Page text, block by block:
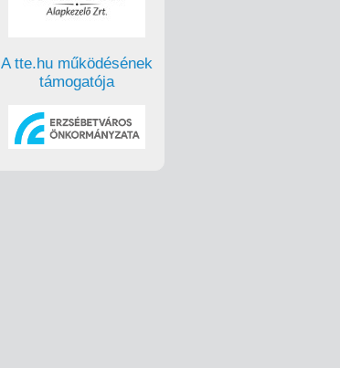
A tte.hu működésének
támogatója